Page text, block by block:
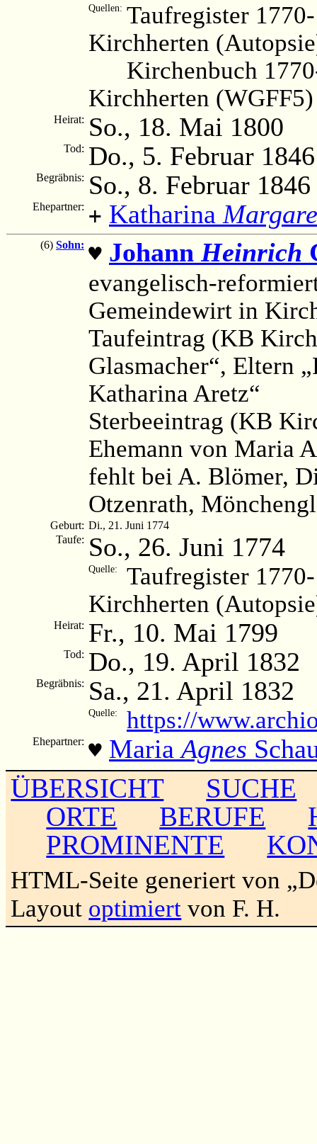
Quellen: Taufregister
Kirchherten
Kirchenbuch
Kirchherten (WGFF5)
Heirat: So., 18. Mai 1800
Tod: Do., 5. Februar 1846
Begräbnis: So., 8. Februar 1846
Ehepartner: + Katharina
(6) Sohn: ♥ Johann Heinrich
evangelisch-
Gemeindewirt in
Taufeintrag (KB
Glasmacher“, Eltern
Katharina Aretz“
Sterbeeintrag (KB
Ehemann von Maria
fehlt bei A. Blömer,
Otzenrath,
Geburt: Di., 21. Juni 1774
Taufe: So., 26. Juni 1774
Quelle:
Taufregister
Kirchherten
Heirat: Fr., 10. Mai 1799
Tod: Do., 19. April 1832
Begräbnis: Sa., 21. April 1832
Quelle: https://
Ehepartner: ♥ MariaAgnes
ÜBERSICHT
SUCHE
ORTE
BERUFE
PROMINENTE
HTML-Seite generiert von
Layout optimiert von F. H.